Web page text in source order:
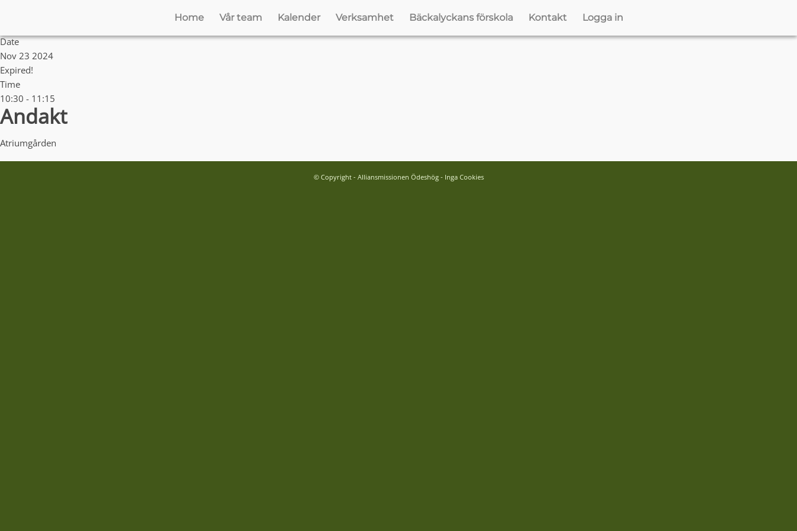
Home Vår team Kalender Verksamhet Bäckalyckans förskola Kontakt Logga in
Date
Nov 23 2024
Expired!
Time
10:30 - 11:15
Andakt
Atriumgården
© Copyright - Alliansmissionen Ödeshög - Inga Cookies